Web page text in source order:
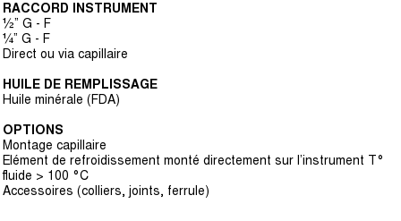
RACCORD INSTRUMENT
½” G - F
¼” G - F
Direct ou via capillaire
HUILE DE REMPLISSAGE
Huile minérale (FDA)
OPTIONS
Montage capillaire
Elément de refroidissement monté directement sur l’instrument T°
fluide > 100 °C
Accessoires (colliers, joints, ferrule)